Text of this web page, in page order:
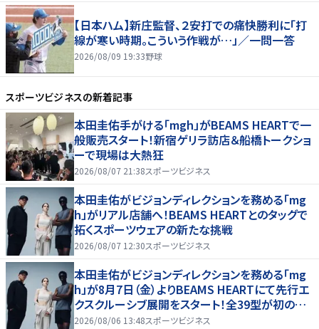
【日本ハム】新庄監督、２安打での痛快勝利に「打
線が寒い時期。こういう作戦が…」／一問一答
2026/08/09 19:33野球
スポーツビジネスの新着記事
本田圭佑手がける「mgh」がBEAMS HEARTで一
般販売スタート！新宿ゲリラ訪店＆船橋トークショ
ーで現場は大熱狂
2026/08/07 21:38スポーツビジネス
本田圭佑がビジョンディレクションを務める「mg
h」がリアル店舗へ！BEAMS HEARTとのタッグで
拓くスポーツウェアの新たな挑戦
2026/08/07 12:30スポーツビジネス
本田圭佑がビジョンディレクションを務める「mg
h」が8月7日（金）よりBEAMS HEARTにて先行エ
クスクルーシブ展開をスタート！全39型が初の実
店舗へ、新宿POP UPやトークショーも！
2026/08/06 13:48スポーツビジネス